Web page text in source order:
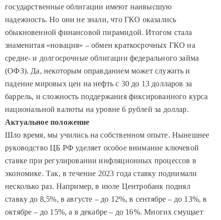
государственные облигации имеют наивысшую
надежность. Но они не знали, что ГКО оказались
обыкновенной финансовой пирамидой.Итогом стала
знаменитая «новация» – обмен краткосрочных ГКО на
средне- и долгосрочные облигации федерального займа
(ОФЗ). Да, некоторым оправданием может служить и
падение мировых цен на нефть с 30 до 13 долларов за
баррель, и сложность поддержания фиксированного курса
национальной валюты на уровне 6 рублей за доллар.
Актуальное положение
Шло время, мы учились на собственном опыте. Нынешнее
руководство ЦБ РФ уделяет особое внимание ключевой
ставке при регулировании инфляционных процессов в
экономике. Так, в течение 2023 года ставку поднимали
несколько раз. Например, в июле Центробанк поднял
ставкудо 8,5%, в августе – до 12%, в сентябре – до 13%, в
октябре – до 15%, а в декабре – до 16%. Многих смущает